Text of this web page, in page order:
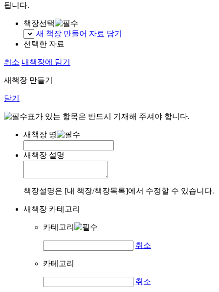
됩니다.
책장선택
새 책장 만들어 자료 담기
선택한 자료
취소 내책장에 담기
새책장 만들기
닫기
표가 있는 항목은 반드시 기재해 주셔야 합니다.
새책장 명
새책장 설명
책장설명은 [내 책장/책장목록]에서 수정할 수 있습니다.
새책장 카테고리
카테고리
취소
카테고리
취소